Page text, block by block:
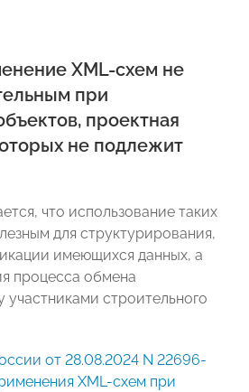
XML-схем не
при
проектная
не подлежит
что использование таких
для структурирования,
имеющихся данных, а
процесса обмена
строительного
от 28.08.2024 N 22696-
XML-схем при